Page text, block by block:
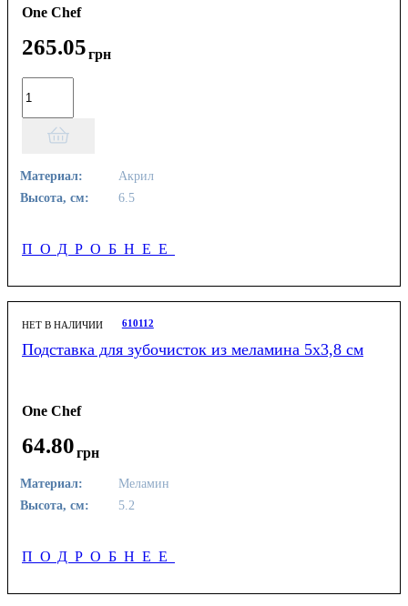
One Chef
265.05грн
Материал:
Акрил
Высота, см:
6.5
ПОДРОБНЕЕ
НЕТ В НАЛИЧИИ 610112
Подставка для зубочисток из меламина 5х3,8 см
One Chef
64.80грн
Материал:
Меламин
Высота, см:
5.2
ПОДРОБНЕЕ